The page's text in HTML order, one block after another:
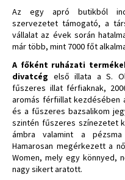
Az egy apró butikból
szervezetet támogató, a
vállalat az évek során
már több, mint 7000 főt
A főként ruházati
divatcég első illata a S.
fűszeres illat férfiaknak,
aromás férfiillat kezdésében
és a fűszeres bazsalikom
szintén fűszeres színezetet
ámbra valamint a
Hamarosan megérkezett a
Women, mely egy könnyed,
nagy sikert aratott.